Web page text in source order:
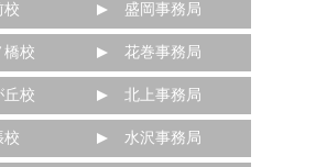
校
橋校
丘校
校
盛岡事務局
花巻事務局
北上事務局
水沢事務局